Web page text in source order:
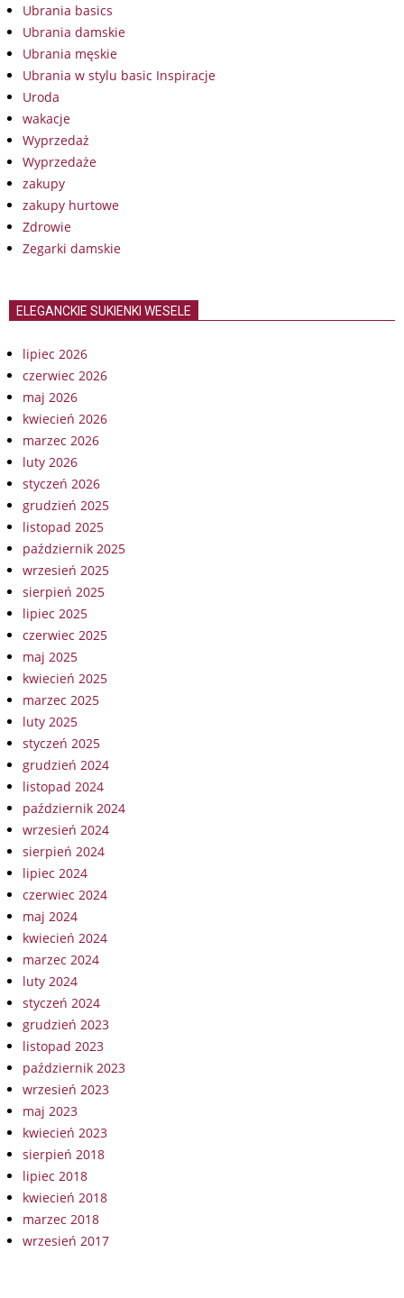
Ubrania basics
Ubrania damskie
Ubrania męskie
Ubrania w stylu basic Inspiracje
Uroda
wakacje
Wyprzedaż
Wyprzedaże
zakupy
zakupy hurtowe
Zdrowie
Zegarki damskie
ELEGANCKIE SUKIENKI WESELE
lipiec 2026
czerwiec 2026
maj 2026
kwiecień 2026
marzec 2026
luty 2026
styczeń 2026
grudzień 2025
listopad 2025
październik 2025
wrzesień 2025
sierpień 2025
lipiec 2025
czerwiec 2025
maj 2025
kwiecień 2025
marzec 2025
luty 2025
styczeń 2025
grudzień 2024
listopad 2024
październik 2024
wrzesień 2024
sierpień 2024
lipiec 2024
czerwiec 2024
maj 2024
kwiecień 2024
marzec 2024
luty 2024
styczeń 2024
grudzień 2023
listopad 2023
październik 2023
wrzesień 2023
maj 2023
kwiecień 2023
sierpień 2018
lipiec 2018
kwiecień 2018
marzec 2018
wrzesień 2017